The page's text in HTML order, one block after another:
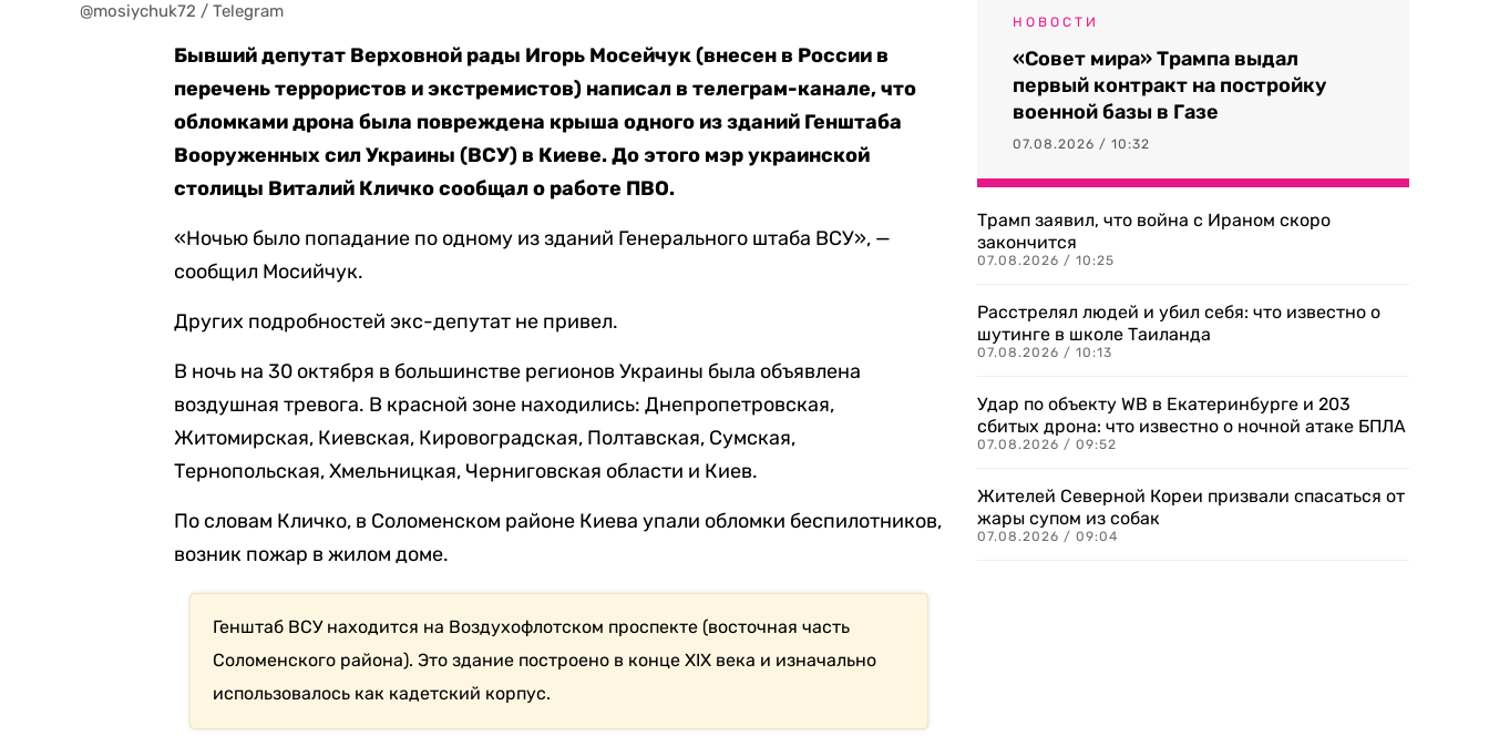
@mosiychuk72 / Telegram
Бывший депутат Верховной рады Игорь Мосейчук (внесен в России в
перечень террористов и экстремистов) написал в телеграм-канале, что
обломками дрона была повреждена крыша одного из зданий Генштаба
Вооруженных сил Украины (ВСУ) в Киеве. До этого мэр украинской
столицы Виталий Кличко сообщал о работе ПВО.
«Ночью было попадание по одному из зданий Генерального штаба ВСУ», —
сообщил Мосийчук.
Других подробностей экс-депутат не привел.
В ночь на 30 октября в большинстве регионов Украины была объявлена
воздушная тревога. В красной зоне находились: Днепропетровская,
Житомирская, Киевская, Кировоградская, Полтавская, Сумская,
Тернопольская, Хмельницкая, Черниговская области и Киев.
По словам Кличко, в Соломенском районе Киева упали обломки беспилотников,
возник пожар в жилом доме.
Генштаб ВСУ находится на Воздухофлотском проспекте (восточная часть
Соломенского района). Это здание построено в конце XIX века и изначально
использовалось как кадетский корпус.
НОВОСТИ
«Совет мира» Трампа выдал
первый контракт на постройку
военной базы в Газе
07.08.2026 / 10:32
Трамп заявил, что война с Ираном скоро
закончится
07.08.2026 / 10:25
Расстрелял людей и убил себя: что известно о
шутинге в школе Таиланда
07.08.2026 / 10:13
Удар по объекту WB в Екатеринбурге и 203
сбитых дрона: что известно о ночной атаке БПЛА
07.08.2026 / 09:52
Жителей Северной Кореи призвали спасаться от
жары супом из собак
07.08.2026 / 09:04